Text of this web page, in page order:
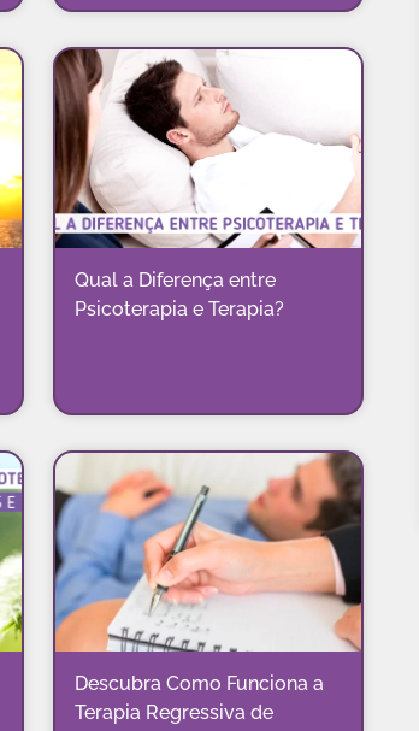
Qual a Diferença entre
Psicoterapia e Terapia?
Descubra Como Funciona a
Terapia Regressiva de